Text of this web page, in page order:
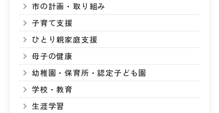
市の計画・取り組み
子育て支援
ひとり親家庭支援
母子の健康
幼稚園・保育所・認定子ども園
学校・教育
生涯学習